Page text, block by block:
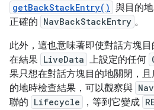
getBackStackEntry() 與目的
正確的 NavBackStackEntry 。
此外，這也意味著即使對話方塊
在結果 LiveData 上設定的任何
果只想在對話方塊目的地關閉，
的地時檢查結果，可以觀察與
聯的 Lifecycle ，等到它變成